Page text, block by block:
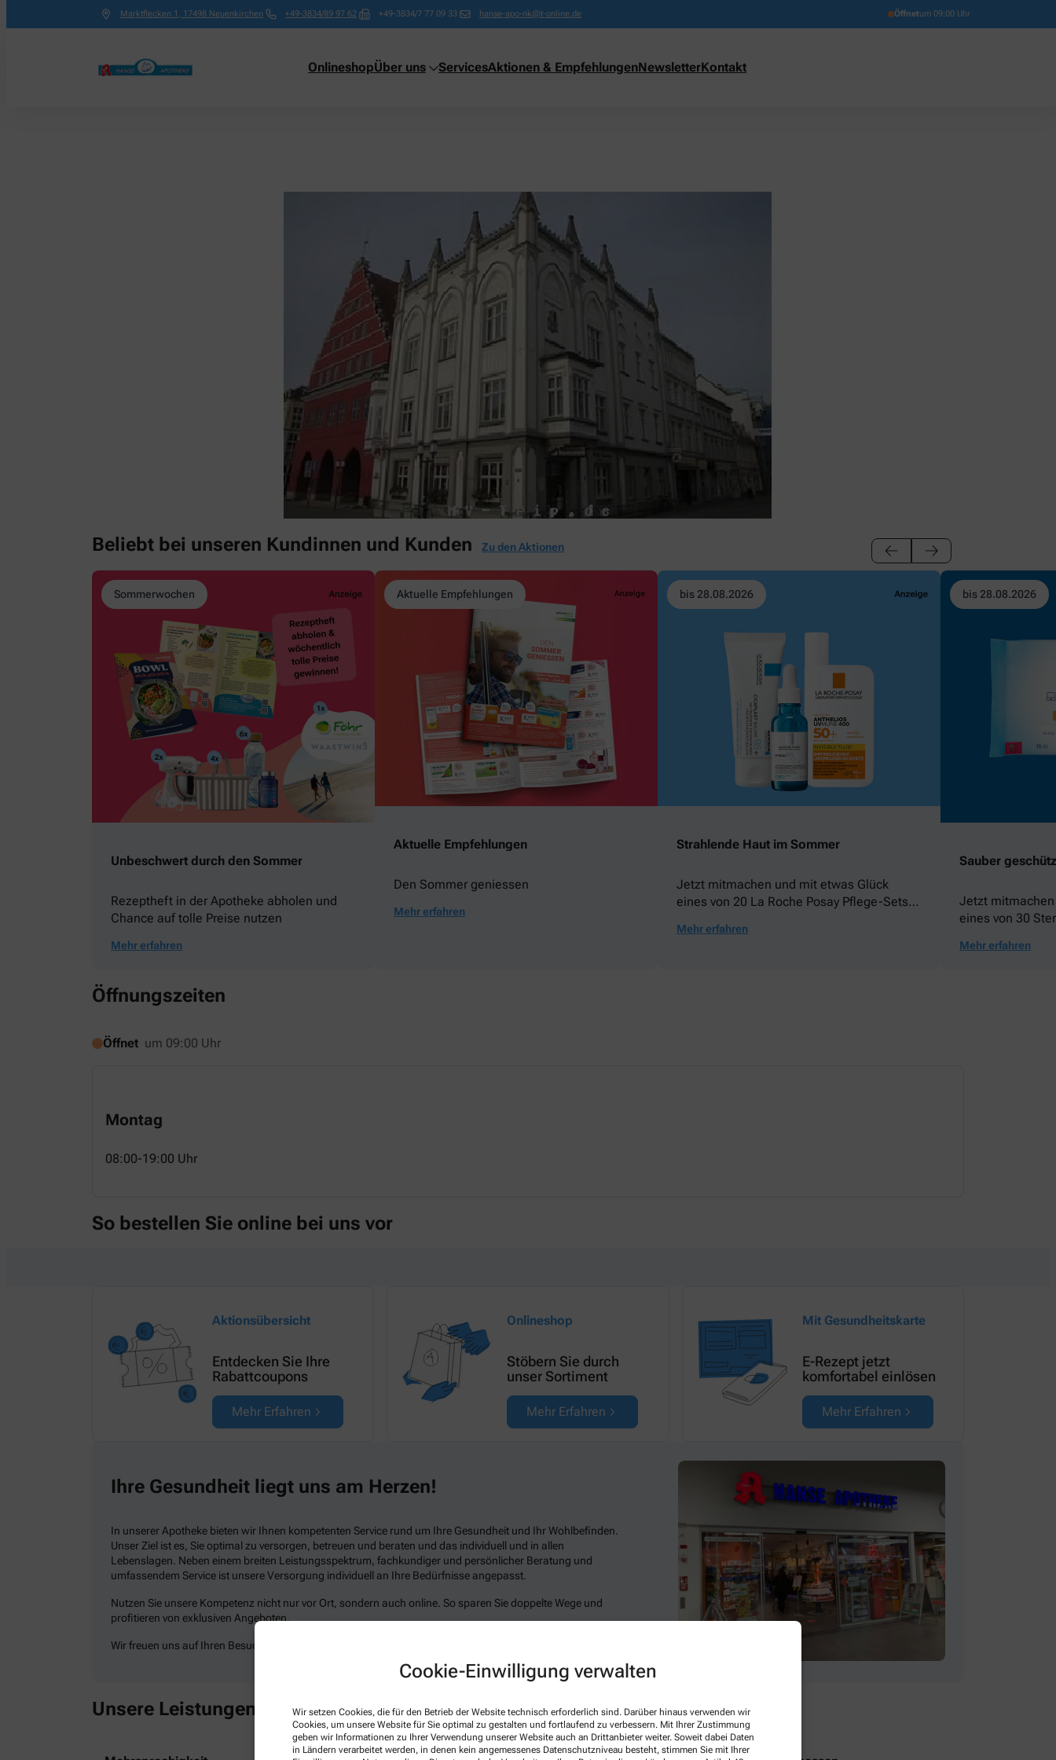
Cookie-Einwilligung verwalten
Wir setzen Cookies, die für den Betrieb der Website technisch erforderlich sind. Darüber hinaus verwenden wir
Cookies, um unsere Website für Sie optimal zu gestalten und fortlaufend zu verbessern. Mit Ihrer Zustimmung
geben wir Informationen zu Ihrer Verwendung unserer Website auch an Drittanbieter weiter. Soweit dabei Daten
in Ländern verarbeitet werden, in denen kein angemessenes Datenschutzniveau besteht, stimmen Sie mit Ihrer
Marktflecken 1 , 17498 Neuenkirchen +49-3834/89 97 62 +49-3834/7 77 09 33 hanse-apo-nk@t-online.de Öffnetum 09:00 Uhr
OnlineshopÜber uns ServicesAktionen & EmpfehlungenNewsletterKontakt
Beliebt bei unseren Kundinnen und Kunden Zu den Aktionen
Sommerwochen
Unbeschwert durch den Sommer
Rezeptheft in der Apotheke abholen und
Chance auf tolle Preise nutzen
Mehr erfahren
Aktuelle Empfehlungen
Aktuelle Empfehlungen
Den Sommer geniessen
Mehr erfahren
bis 28.08.2026
Strahlende Haut im Sommer
Jetzt mitmachen und mit etwas Glück
eines von 20 La Roche Posay Pflege-Sets
Mehr erfahren
bis 28.08.2026
Sauber
Jetzt
eines von 30
Mehr erfahren
Öffnungszeiten
Öffnet um 09:00 Uhr
Montag
08:00-19:00 Uhr
So bestellen Sie online bei uns vor
Aktionsübersicht
Entdecken Sie Ihre
Rabattcoupons
Mehr Erfahren
Onlineshop
Stöbern Sie durch
unser Sortiment
Mehr Erfahren
Mit Gesundheitskarte
E-Rezept jetzt
komfortabel einlösen
Mehr Erfahren
Ihre Gesundheit liegt uns am Herzen!
In unserer Apotheke bieten wir Ihnen kompetenten Service rund um Ihre Gesundheit und Ihr Wohlbefinden.
Unser Ziel ist es, Sie optimal zu versorgen, betreuen und beraten und das individuell und in allen
Lebenslagen. Neben einem breiten Leistungsspektrum, fachkundiger und persönlicher Beratung und
umfassendem Service ist unsere Versorgung individuell an Ihre Bedürfnisse angepasst.
Nutzen Sie unsere Kompetenz nicht nur vor Ort, sondern auch online. So sparen Sie doppelte Wege und
profitieren von exklusiven Angeboten.
Wir freuen uns auf Ihren Besuch!
Unsere Leistungen Alle Leistungen